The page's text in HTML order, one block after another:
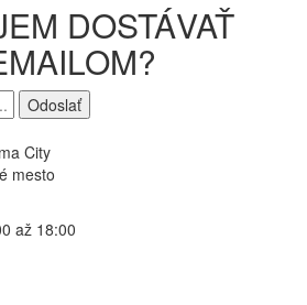
DOSTÁVAŤ
Odoslať
City
mesto
až 18:00